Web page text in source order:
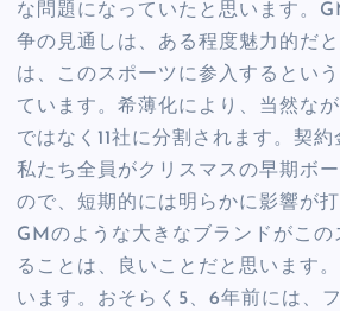
な問題になっていたと思います。
争の見通しは、ある程度魅力的だ
は、このスポーツに参入するとい
ています。希薄化により、当然な
ではなく11社に分割されます。契約
私たち全員がクリスマスの早期ボ
ので、短期的には明らかに影響が
GMのような大きなブランドがこの
ることは、良いことだと思います
います。おそらく5、6年前には、